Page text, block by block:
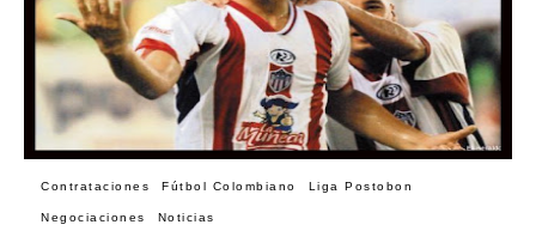
Contrataciones Fútbol Colombiano Liga Postobon
Negociaciones Noticias